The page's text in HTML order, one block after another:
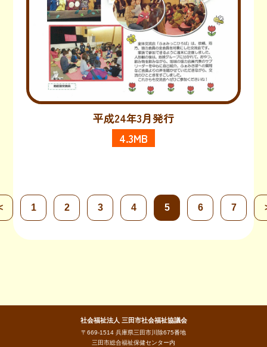
平成24年3月発行
4.3MB
1 2 3 4 5 6 7
社会福祉法人 三田市社会福祉協議会
〒669-1514 兵庫県三田市川除675番地
三田市総合福祉保健センター内